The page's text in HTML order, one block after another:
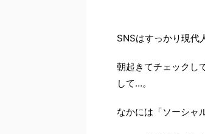
SNSはすっかり現代
朝起きてチェックし
して…。
なかには「ソーシャ